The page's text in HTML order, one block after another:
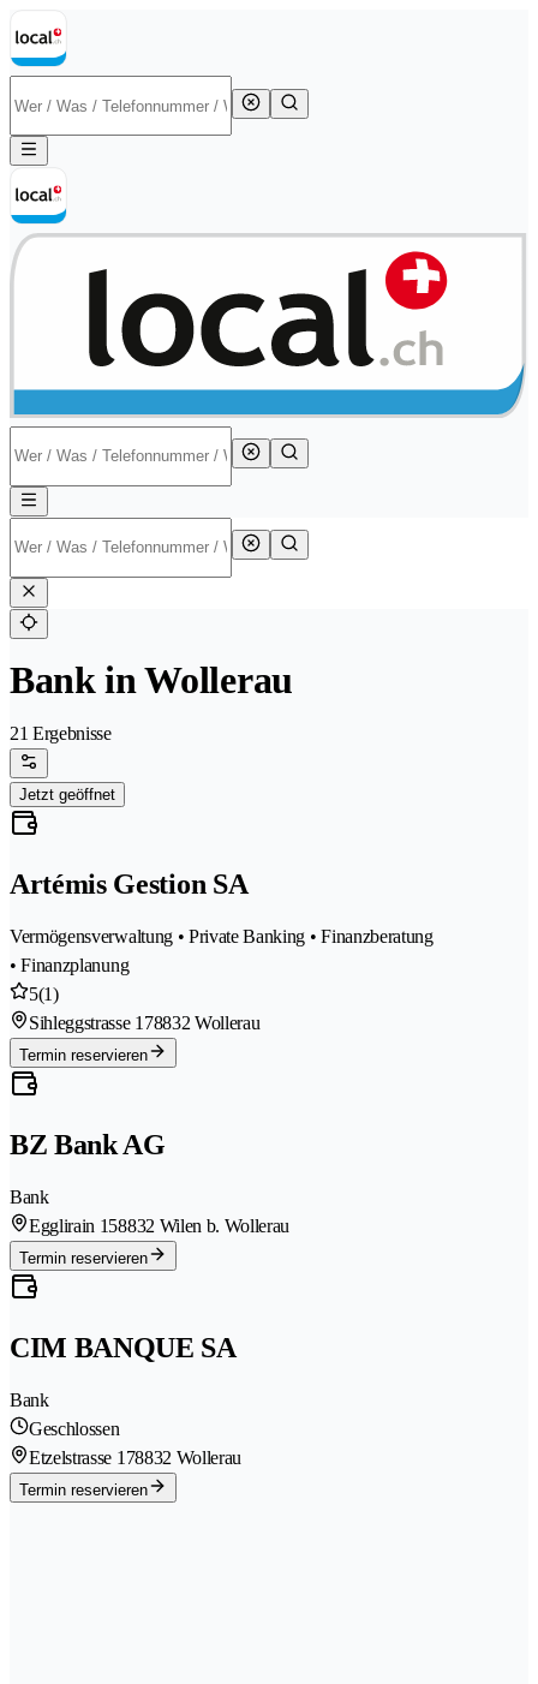
Bank in Wollerau
21 Ergebnisse
Jetzt geöffnet
Artémis Gestion SA
Vermögensverwaltung • Private Banking • Finanzberatung
• Finanzplanung
5(1)
Sihleggstrasse 178832 Wollerau
Termin reservieren
BZ Bank AG
Bank
Egglirain 158832 Wilen b. Wollerau
Termin reservieren
CIM BANQUE SA
Bank
Geschlossen
Etzelstrasse 178832 Wollerau
Termin reservieren